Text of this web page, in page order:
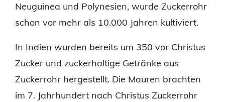
Neuguinea und Polynesien, wurde Zuckerrohr
schon vor mehr als 10.000 Jahren kultiviert.
In Indien wurden bereits um 350 vor Christus
Zucker und zuckerhaltige Getränke aus
Zuckerrohr hergestellt. Die Mauren brachten
im 7. Jahrhundert nach Christus Zuckerrohr